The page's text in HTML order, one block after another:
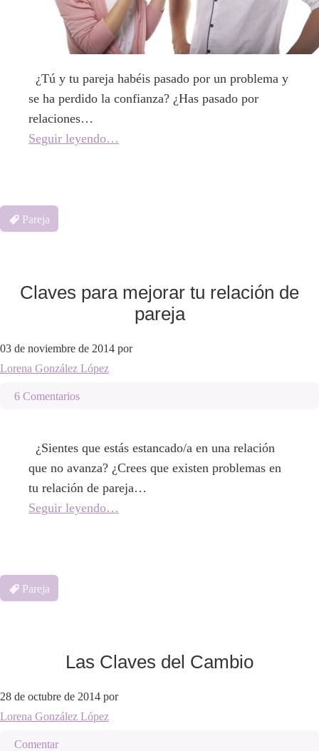
¿Tú y tu pareja habéis pasado por un problema y
se ha perdido la confianza? ¿Has pasado por
relaciones…
Seguir leyendo…
Pareja
Claves para mejorar tu relación de
pareja
03 de noviembre de 2014 por
Lorena González López
6 Comentarios
¿Sientes que estás estancado/a en una relación
que no avanza? ¿Crees que existen problemas en
tu relación de pareja…
Seguir leyendo…
Pareja
Las Claves del Cambio
28 de octubre de 2014 por
Lorena González López
Comentar